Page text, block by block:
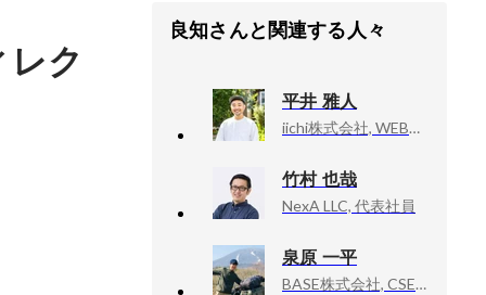
ク
良知さんと関連する人々
平井 雅人
iichi株式会社, WEBエンジニア
竹村 也哉
NexA LLC, 代表社員
泉原 一平
BASE株式会社, CSE(コーポレートエンジニア)